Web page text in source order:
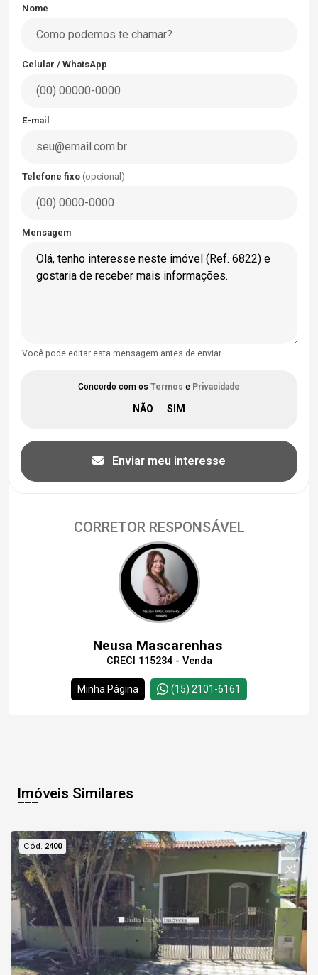
Nome
Celular / WhatsApp
E-mail
Telefone fixo (opcional)
Mensagem
Você pode editar esta mensagem antes de enviar.
Concordo com os Termos e Privacidade
Enviar meu interesse
CORRETOR RESPONSÁVEL
Neusa Mascarenhas
CRECI 115234 - Venda
Minha Página (15) 2101-6161
Imóveis Similares
Cód. 2400